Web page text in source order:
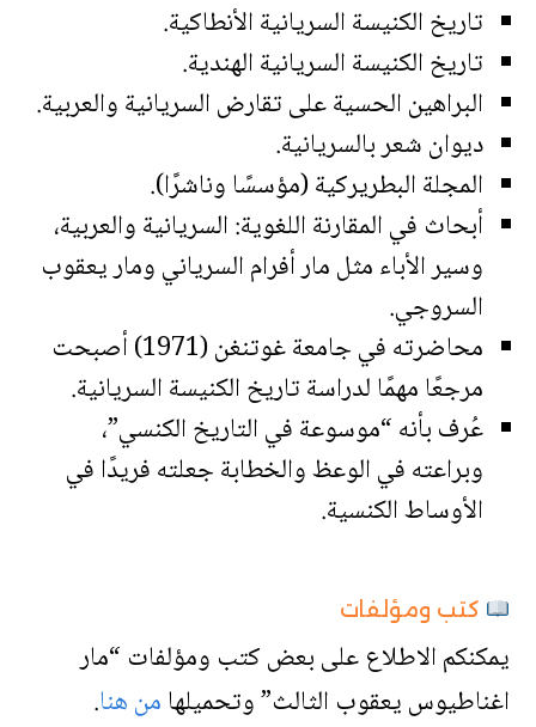
تاريخ الكنيسة السريانية الأنطاكية.
تاريخ الكنيسة السريانية الهندية.
البراهين الحسية على تقارض السريانية والعربية.
ديوان شعر بالسريانية.
المجلة البطريركية (مؤسسًا وناشرًا).
أبحاث في المقارنة اللغوية: السريانية والعربية،
وسير الأباء مثل مار أفرام السرياني ومار يعقوب
السروجي.
محاضرته في جامعة غوتنغن (1971) أصبحت
مرجعًا مهمًا لدراسة تاريخ الكنيسة السريانية.
عُرف بأنه “موسوعة في التاريخ الكنسي”،
وبراعته في الوعظ والخطابة جعلته فريدًا في
الأوساط الكنسية.
كتب ومؤلفات
يمكنكم الاطلاع على بعض كتب ومؤلفات “مار
اغناطيوس يعقوب الثالث” وتحميلهامن هنا.